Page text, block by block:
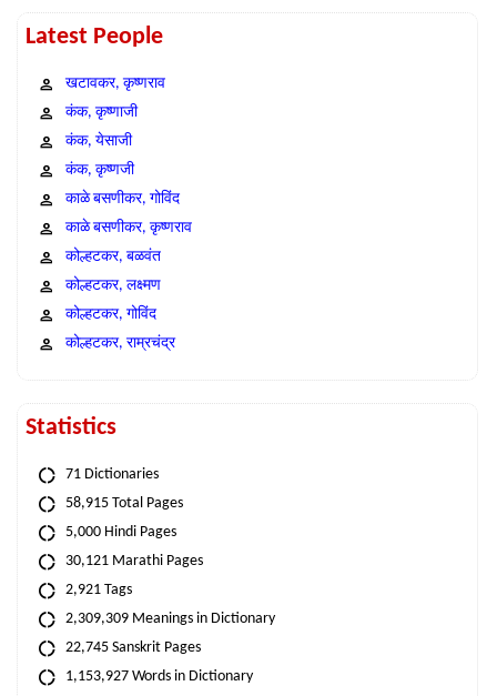
Latest People
खटावकर, कृष्णराव
कंक, कृष्णाजी
कंक, येसाजी
कंक, कृष्णजी
काळे बसणीकर, गोविंद
काळे बसणीकर, कृष्णराव
कोल्हटकर, बळवंत
कोल्हटकर, लक्ष्मण
कोल्हटकर, गोविंद
कोल्हटकर, राम्रचंद्र
Statistics
71 Dictionaries
58,915 Total Pages
5,000 Hindi Pages
30,121 Marathi Pages
2,921 Tags
2,309,309 Meanings in Dictionary
22,745 Sanskrit Pages
1,153,927 Words in Dictionary